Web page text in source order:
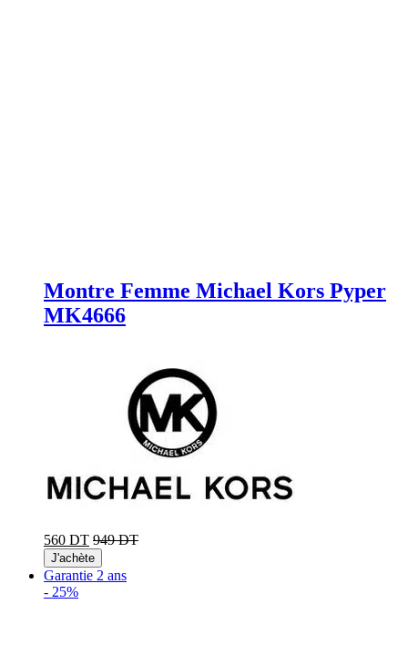
Montre Femme Michael Kors Pyper
MK4666
560 DT 949 DT
J'achète
Garantie 2 ans
- 25%